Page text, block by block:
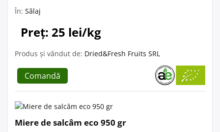
În: Sălaj
Preț: 25 lei/kg
Produs și vândut de: Dried&Fresh Fruits SRL
Comandă
Miere de salcâm eco 950 gr